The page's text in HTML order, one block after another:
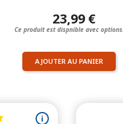
23,99 €
Ce produit est dispnible avec options.
AJOUTER AU PANIER